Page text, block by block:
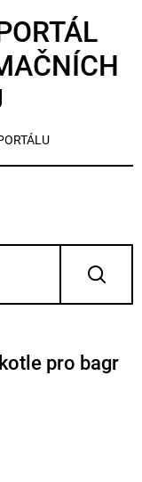
pro bagr